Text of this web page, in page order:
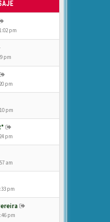
pm
pm
pm
pm
pm
am
pm
pm